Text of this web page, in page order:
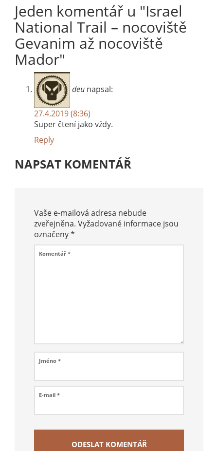
Jeden komentář u "Israel
National Trail – nocoviště
Gevanim až nocoviště
Mador"
deu napsal:
27.4.2019 (8:36)
Super čtení jako vždy.
Reply
NAPSAT KOMENTÁŘ
Vaše e-mailová adresa nebude
zveřejněna. Vyžadované informace jsou
označeny*
Komentář *
Jméno *
E-mail *